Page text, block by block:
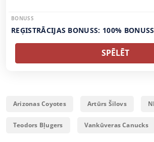
BONUSS
REĢISTRĀCIJAS BONUSS: 100%
SPĒLĒT
Arizonas Coyotes Artūrs Šilovs
Teodors Bļugers Vankūveras Canucks